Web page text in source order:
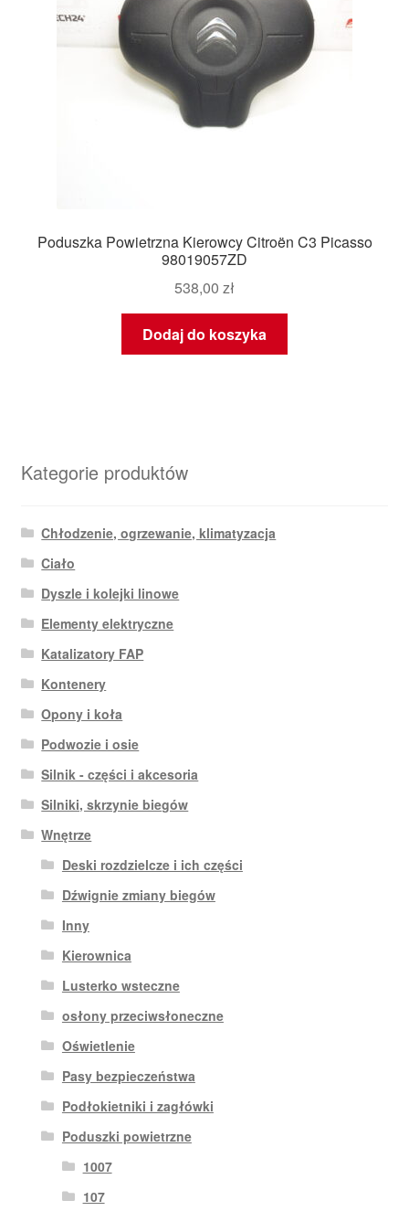
Poduszka Powietrzna Kierowcy Citroën C3 Picasso
98019057ZD
538,00 zł
Dodaj do koszyka
Kategorie produktów
Chłodzenie, ogrzewanie, klimatyzacja
Ciało
Dyszle i kolejki linowe
Elementy elektryczne
Katalizatory FAP
Kontenery
Opony i koła
Podwozie i osie
Silnik - części i akcesoria
Silniki, skrzynie biegów
Wnętrze
Deski rozdzielcze i ich części
Dźwignie zmiany biegów
Inny
Kierownica
Lusterko wsteczne
osłony przeciwsłoneczne
Oświetlenie
Pasy bezpieczeństwa
Podłokietniki i zagłówki
Poduszki powietrzne
1007
107